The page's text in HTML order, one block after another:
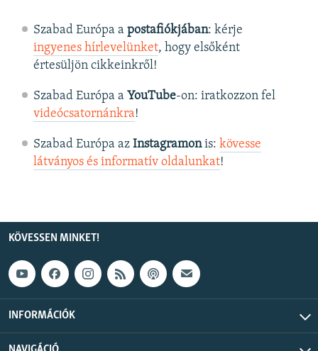
Szabad Európa a postafiókjában: kérje
ingyenes hírlevelünket, hogy elsőként
értesüljön cikkeinkről!
Szabad Európa a YouTube-on: iratkozzon fel
videócsatornánkra!
Szabad Európa az Instagramonis: kövesse
látványos és informatív oldalunkat! ​
KÖVESSEN MINKET!
INFORMÁCIÓK